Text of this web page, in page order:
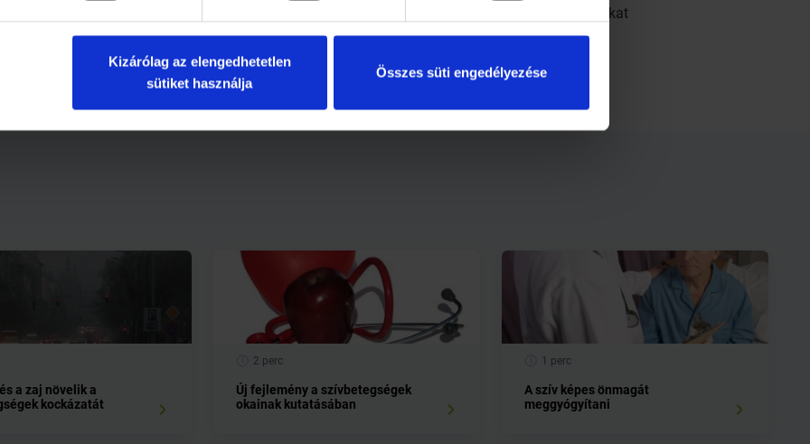
Kizárólag az elengedhetetlen
sütiket használja
Összes süti engedélyezése
összetevője. Tanulmányuk eredménye nyomán Hansen óvatosságra int, és további kutatásokat
való biztonságos használatáról.
a zaj növelik a
kockázatát
2 perc
Új fejlemény a szívbetegségek
okainak kutatásában
1 perc
A szív képes önmagát
meggyógyítani